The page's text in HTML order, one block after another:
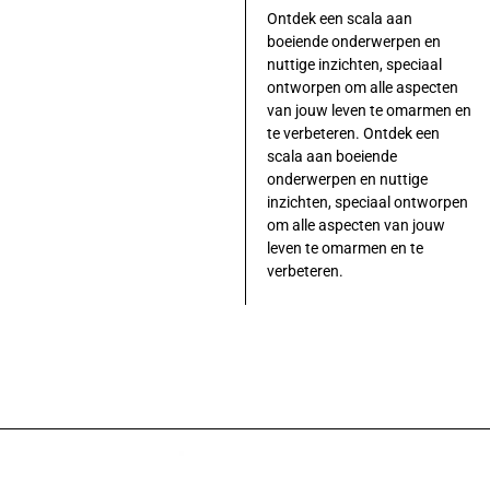
Ontdek een scala aan
boeiende onderwerpen en
nuttige inzichten, speciaal
ontworpen om alle aspecten
van jouw leven te omarmen en
te verbeteren. Ontdek een
scala aan boeiende
onderwerpen en nuttige
inzichten, speciaal ontworpen
om alle aspecten van jouw
leven te omarmen en te
verbeteren.